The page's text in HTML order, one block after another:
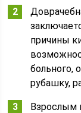
причины
больного,
рубашку,
Взрослым